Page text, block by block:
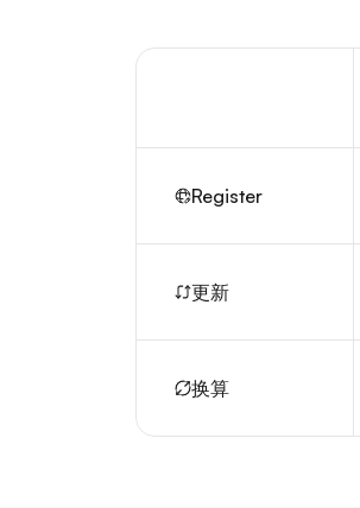
Register
更新
换算